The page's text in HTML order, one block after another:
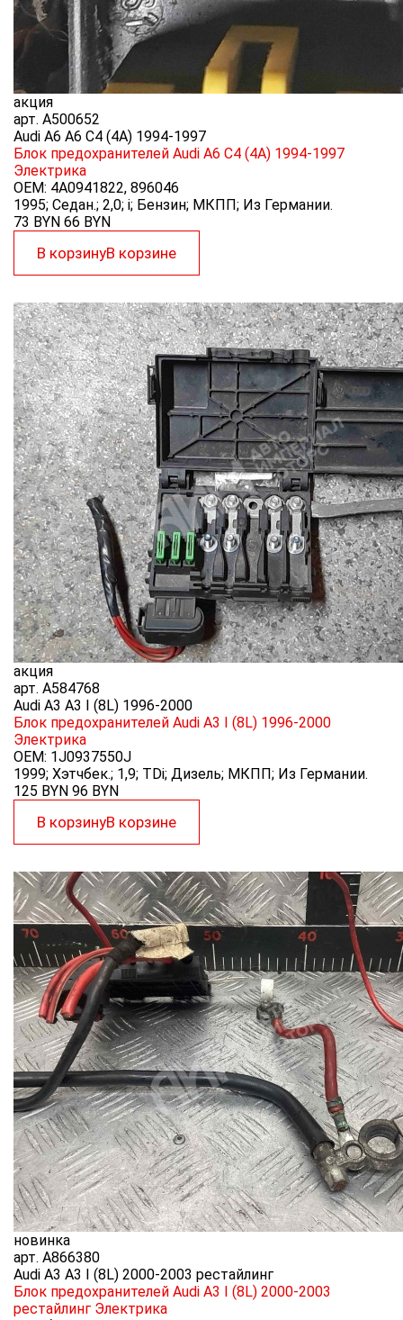
акция
арт. A500652
Audi A6 A6 C4 (4A) 1994-1997
Блок предохранителей Audi A6 C4 (4A) 1994-1997
Электрика
OEM: 4A0941822, 896046
1995; Седан.; 2,0; i; Бензин; МКПП; Из Германии.
73 BYN 66 BYN
В корзинуВ корзине
акция
арт. A584768
Audi A3 A3 I (8L) 1996-2000
Блок предохранителей Audi A3 I (8L) 1996-2000
Электрика
OEM: 1J0937550J
1999; Хэтчбек.; 1,9; TDi; Дизель; МКПП; Из Германии.
125 BYN 96 BYN
В корзинуВ корзине
новинка
арт. A866380
Audi A3 A3 I (8L) 2000-2003 рестайлинг
Блок предохранителей Audi A3 I (8L) 2000-2003
рестайлинг Электрика